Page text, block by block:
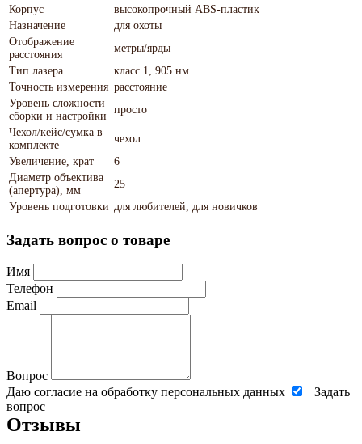
Корпус
высокопрочный ABS-пластик
Назначение
для охоты
Отображение
расстояния
метры/ярды
Тип лазера
класс 1, 905 нм
Точность измерения расстояние
Уровень сложности
сборки и настройки
просто
Чехол/кейс/сумка в
комплекте
чехол
Увеличение, крат
6
Диаметр объектива
(апертура), мм
25
Уровень подготовки для любителей, для новичков
Задать вопрос о товаре
Имя
Телефон
Email
Вопрос
Даю согласие на обработку персональных данных
Задать
вопрос
Отзывы